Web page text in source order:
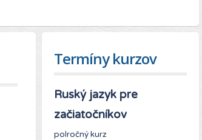
Termíny kurzov
Ruský jazyk pre
začiatočníkov
polročný kurz